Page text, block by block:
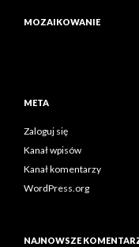
MOZAIKOWANIE
META
Zaloguj się
Kanał wpisów
Kanał komentarzy
WordPress.org
NAJNOWSZE